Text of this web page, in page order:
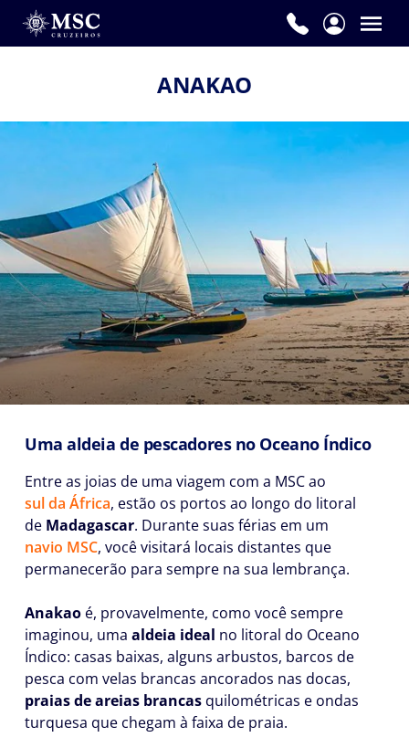
ANAKAO
Uma aldeia de pescadores no Oceano Índico
Entre as joias de uma viagem com a MSC ao
sul da África, estão os portos ao longo do litoral
de Madagascar. Durante suas férias em um
navio MSC, você visitará locais distantes que
permanecerão para sempre na sua lembrança.
Anakao é, provavelmente, como você sempre
imaginou, uma aldeia ideal no litoral do Oceano
Índico: casas baixas, alguns arbustos, barcos de
pesca com velas brancas ancorados nas docas,
praias de areias brancas quilométricas e ondas
turquesa que chegam à faixa de praia.